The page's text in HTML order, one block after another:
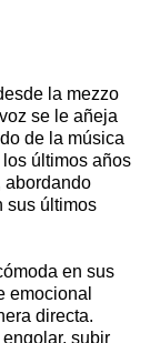
la mezzo
se le añeja
de la música
últimos años
abordando
sus últimos
en sus
emocional
directa.
subir